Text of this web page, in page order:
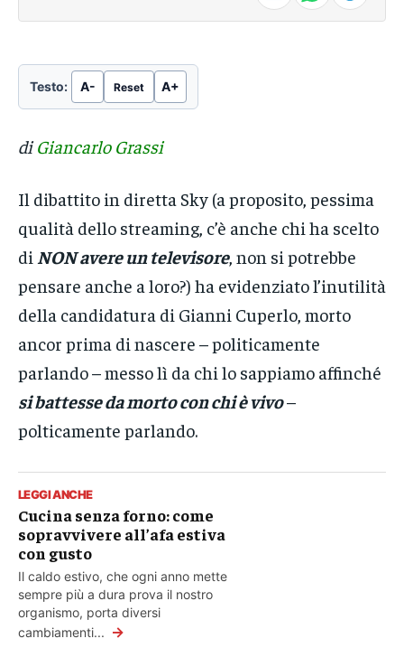
Testo: A- Reset A+
di Giancarlo Grassi
Il dibattito in diretta Sky (a proposito, pessima
qualità dello streaming, c’è anche chi ha scelto
di NON avere un televisore, non si potrebbe
pensare anche a loro?) ha evidenziato l’inutilità
della candidatura di Gianni Cuperlo, morto
ancor prima di nascere – politicamente
parlando – messo lì da chi lo sappiamo affinché
si battesse da morto con chi è vivo–
polticamente parlando.
LEGGI ANCHE
Cucina senza forno: come
sopravvivere all’afa estiva
con gusto
Il caldo estivo, che ogni anno mette
sempre più a dura prova il nostro
organismo, porta diversi
cambiamenti... →